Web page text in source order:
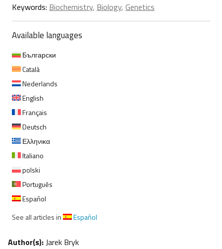
Keywords: Biochemistry, Biology, Genetics
Available languages
Български
Català
Nederlands
English
Français
Deutsch
Ελληνικα
Italiano
polski
Português
Español
See all articles in
Español
Author(s):Jarek Bryk